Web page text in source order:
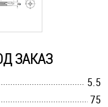
ЗАКАЗ
5.5
75